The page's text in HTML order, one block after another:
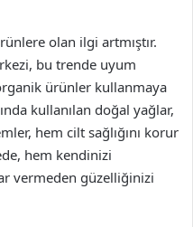
olan ilgi artmıştır.
bu trende uyum
ürünler kullanmaya
kullanılan doğal yağlar,
hem cilt sağlığını korur
hem kendinizi
vermeden güzelliğinizi